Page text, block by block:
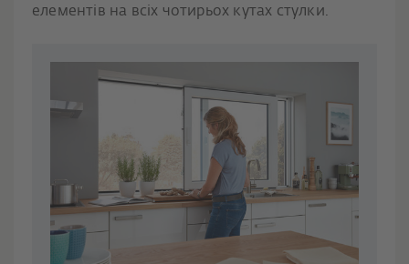
елементів на всіх чотирьох кутах стулки.